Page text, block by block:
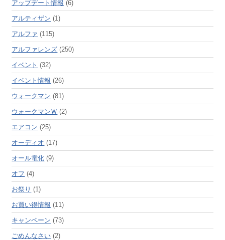
アップデート情報 (6)
アルティザン (1)
アルファ (115)
アルファレンズ (250)
イベント (32)
イベント情報 (26)
ウォークマン (81)
ウォークマンＷ (2)
エアコン (25)
オーディオ (17)
オール電化 (9)
オフ (4)
お祭り (1)
お買い得情報 (11)
キャンペーン (73)
ごめんなさい (2)